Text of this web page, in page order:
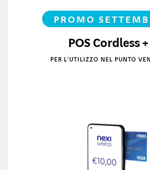
PROMO
POS Cordless +
PER L'UTILIZZO NEL PUNTO